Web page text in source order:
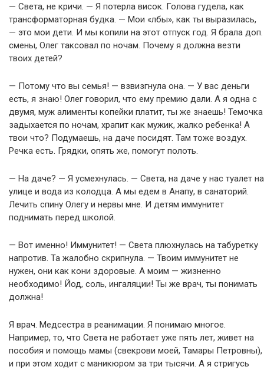
— Света, не кричи. — Я потерла висок. Голова гудела, как
трансформаторная будка. — Мои «лбы», как ты выразилась,
— это мои дети. И мы копили на этот отпуск год. Я брала доп.
смены, Олег таксовал по ночам. Почему я должна везти
твоих детей?
— Потому что вы семья! — взвизгнула она. — У вас деньги
есть, я знаю! Олег говорил, что ему премию дали. А я одна с
двумя, муж алименты копейки платит, ты же знаешь! Темочка
задыхается по ночам, храпит как мужик, жалко ребенка! А
твои что? Подумаешь, на даче посидят. Там тоже воздух.
Речка есть. Грядки, опять же, помогут полоть.
— На даче? — Я усмехнулась. — Света, на даче у нас туалет на
улице и вода из колодца. А мы едем в Анапу, в санаторий.
Лечить спину Олегу и нервы мне. И детям иммунитет
поднимать перед школой.
— Вот именно! Иммунитет! — Света плюхнулась на табуретку
напротив. Та жалобно скрипнула. — Твоим иммунитет не
нужен, они как кони здоровые. А моим — жизненно
необходимо! Йод, соль, ингаляции! Ты же врач, ты понимать
должна!
Я врач. Медсестра в реанимации. Я понимаю многое.
Например, то, что Света не работает уже пять лет, живет на
пособия и помощь мамы (свекрови моей, Тамары Петровны),
и при этом ходит с маникюром за три тысячи. А я стригусь